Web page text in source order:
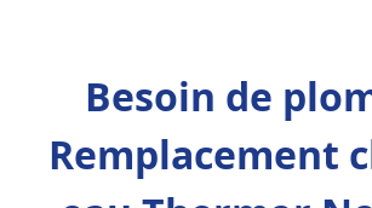
Besoin de
Remplacement